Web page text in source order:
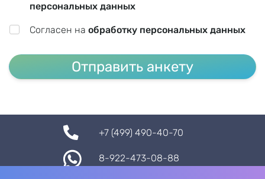
персональных данных
Согласен на обработку персональных данных
Отправить анкету
+7 (499) 490-40-70
8-922-473-08-88